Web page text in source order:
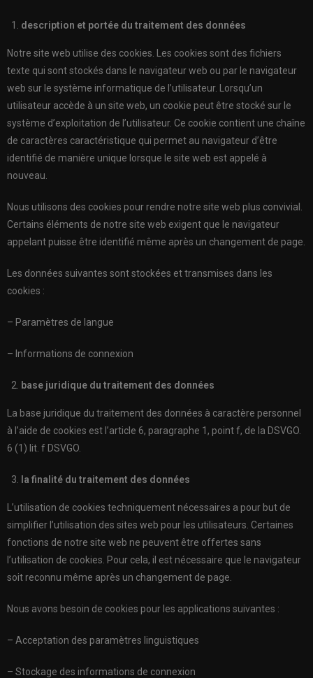
description et portée du traitement des données
Notre site web utilise des cookies. Les cookies sont des fichiers
texte qui sont stockés dans le navigateur web ou par le navigateur
web sur le système informatique de l’utilisateur. Lorsqu’un
utilisateur accède à un site web, un cookie peut être stocké sur le
système d’exploitation de l’utilisateur. Ce cookie contient une chaîne
de caractères caractéristique qui permet au navigateur d’être
identifié de manière unique lorsque le site web est appelé à
nouveau.
Nous utilisons des cookies pour rendre notre site web plus convivial.
Certains éléments de notre site web exigent que le navigateur
appelant puisse être identifié même après un changement de page.
Les données suivantes sont stockées et transmises dans les
cookies :
– Paramètres de langue
– Informations de connexion
base juridique du traitement des données
La base juridique du traitement des données à caractère personnel
à l’aide de cookies est l’article 6, paragraphe 1, point f, de la DSVGO.
6 (1) lit. f DSVGO.
la finalité du traitement des données
L’utilisation de cookies techniquement nécessaires a pour but de
simplifier l’utilisation des sites web pour les utilisateurs. Certaines
fonctions de notre site web ne peuvent être offertes sans
l’utilisation de cookies. Pour cela, il est nécessaire que le navigateur
soit reconnu même après un changement de page.
Nous avons besoin de cookies pour les applications suivantes :
– Acceptation des paramètres linguistiques
– Stockage des informations de connexion